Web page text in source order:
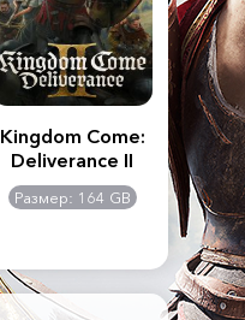
Kingdom Come:
Deliverance II
Размер: 164 GB
The